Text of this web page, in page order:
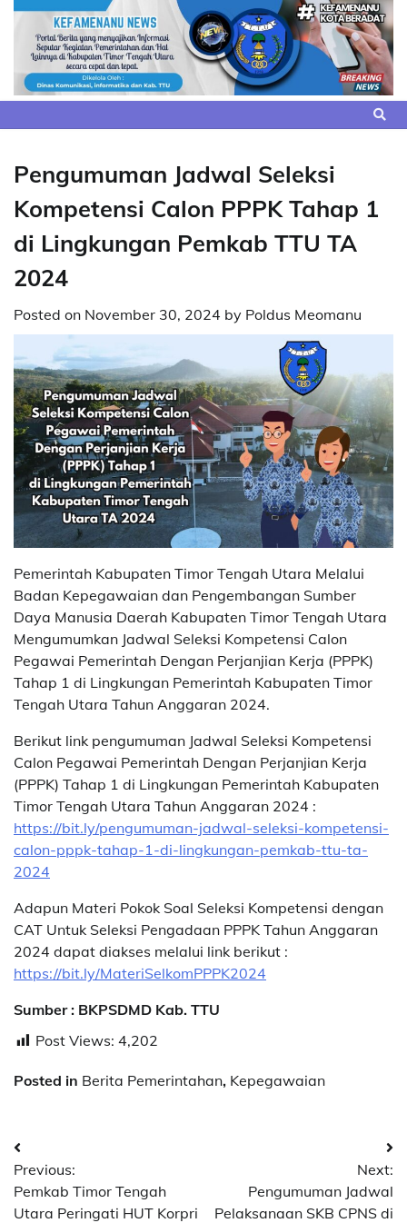
Skip
content
Pengumuman Jadwal Seleksi
Kompetensi Calon PPPK Tahap 1
di Lingkungan Pemkab TTU TA
2024
Posted on November 30, 2024 by Poldus Meomanu
Pemerintah Kabupaten Timor Tengah Utara Melalui
Badan Kepegawaian dan Pengembangan Sumber
Daya Manusia Daerah Kabupaten Timor Tengah Utara
Mengumumkan Jadwal Seleksi Kompetensi Calon
Pegawai Pemerintah Dengan Perjanjian Kerja (PPPK)
Tahap 1 di Lingkungan Pemerintah Kabupaten Timor
Tengah Utara Tahun Anggaran 2024.
Berikut link pengumuman Jadwal Seleksi Kompetensi
Calon Pegawai Pemerintah Dengan Perjanjian Kerja
(PPPK) Tahap 1 di Lingkungan Pemerintah Kabupaten
Timor Tengah Utara Tahun Anggaran 2024 :
https://bit.ly/pengumuman-jadwal-seleksi-kompetensi-
calon-pppk-tahap-1-di-lingkungan-pemkab-ttu-ta-
2024
Adapun Materi Pokok Soal Seleksi Kompetensi dengan
CAT Untuk Seleksi Pengadaan PPPK Tahun Anggaran
2024 dapat diakses melalui link berikut :
https://bit.ly/MateriSelkomPPPK2024
Sumber : BKPSDMD Kab. TTU
Post Views: 4,202
Posted in Berita Pemerintahan, Kepegawaian
Post
navigation
Previous:
Pemkab Timor Tengah
Utara Peringati HUT Korpri
Next:
Pengumuman Jadwal
Pelaksanaan SKB CPNS di